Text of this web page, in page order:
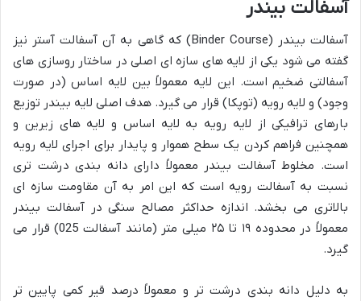
آسفالت بیندر
آسفالت بیندر (Binder Course) که گاهی به آن آسفالت آستر نیز
گفته می شود یکی از لایه های سازه ای اصلی در ساختار روسازی های
آسفالتی ضخیم است. این لایه معمولاً بین لایه اساس (در صورت
وجود) و لایه رویه (توپکا) قرار می گیرد. هدف اصلی لایه بیندر توزیع
بارهای ترافیکی از لایه رویه به لایه اساس و لایه های زیرین و
همچنین فراهم کردن یک سطح هموار و پایدار برای اجرای لایه رویه
است. مخلوط آسفالت بیندر معمولاً دارای دانه بندی درشت تری
نسبت به آسفالت رویه است که این امر به آن مقاومت سازه ای
بالاتری می بخشد. اندازه حداکثر مصالح سنگی در آسفالت بیندر
معمولاً در محدوده ۱۹ تا ۲۵ میلی متر (مانند آسفالت 025) قرار می
گیرد.
به دلیل دانه بندی درشت تر و معمولاً درصد قیر کمی پایین تر